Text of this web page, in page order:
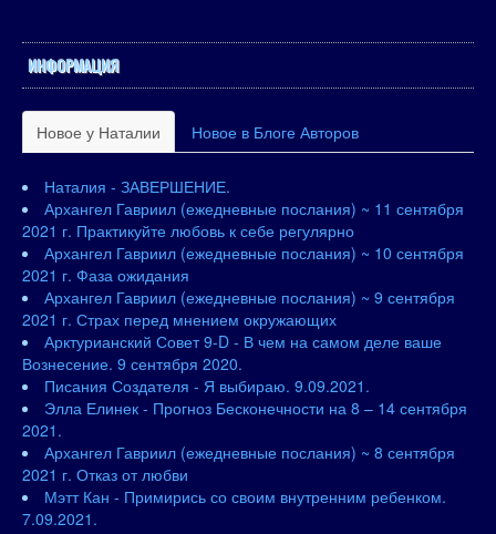
ИНФОРМАЦИЯ
Новое у Наталии Новое в Блоге Авторов
Наталия - ЗАВЕРШЕНИЕ.
Архангел Гавриил (ежедневные послания) ~ 11 сентября
2021 г. Практикуйте любовь к себе регулярно
Архангел Гавриил (ежедневные послания) ~ 10 сентября
2021 г. Фаза ожидания
Архангел Гавриил (ежедневные послания) ~ 9 сентября
2021 г. Страх перед мнением окружающих
Арктурианский Совет 9-D - В чем на самом деле ваше
Вознесение. 9 сентября 2020.
Писания Создателя - Я выбираю. 9.09.2021.
Элла Елинек - Прогноз Бесконечности на 8 – 14 сентября
2021.
Архангел Гавриил (ежедневные послания) ~ 8 сентября
2021 г. Отказ от любви
Мэтт Кан - Примирись со своим внутренним ребенком.
7.09.2021.